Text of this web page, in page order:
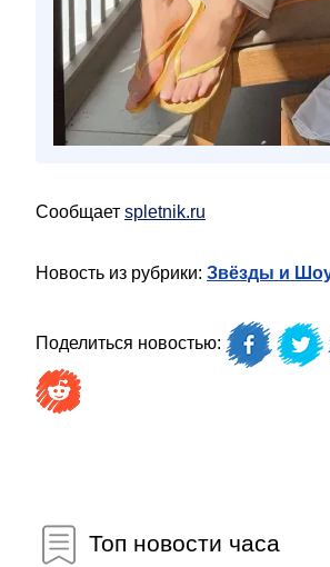
Сообщает spletnik.ru
Новость из рубрики: Звёзды и
Поделиться новостью:
Топ новости часа